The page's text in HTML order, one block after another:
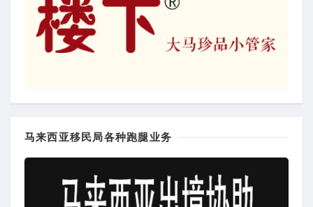
马来西亚移民局各种跑腿业务